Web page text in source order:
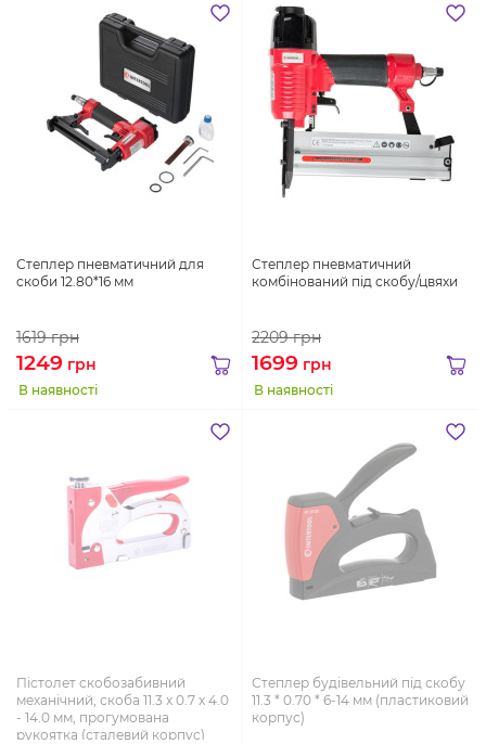
Степлер пневматичний для
скоби 12.80*16 мм
1619грн
1249 грн
В наявності
Степлер пневматичний
комбінований під скобу/цвяхи
2209грн
1699 грн
В наявності
Пістолет скобозабивний
механічний, скоба 11.3 x 0.7 x 4.0
- 14.0 мм, прогумована
рукоятка (сталевий корпус)
Степлер будівельний під скобу
11.3 * 0.70 * 6-14 мм (пластиковий
корпус)